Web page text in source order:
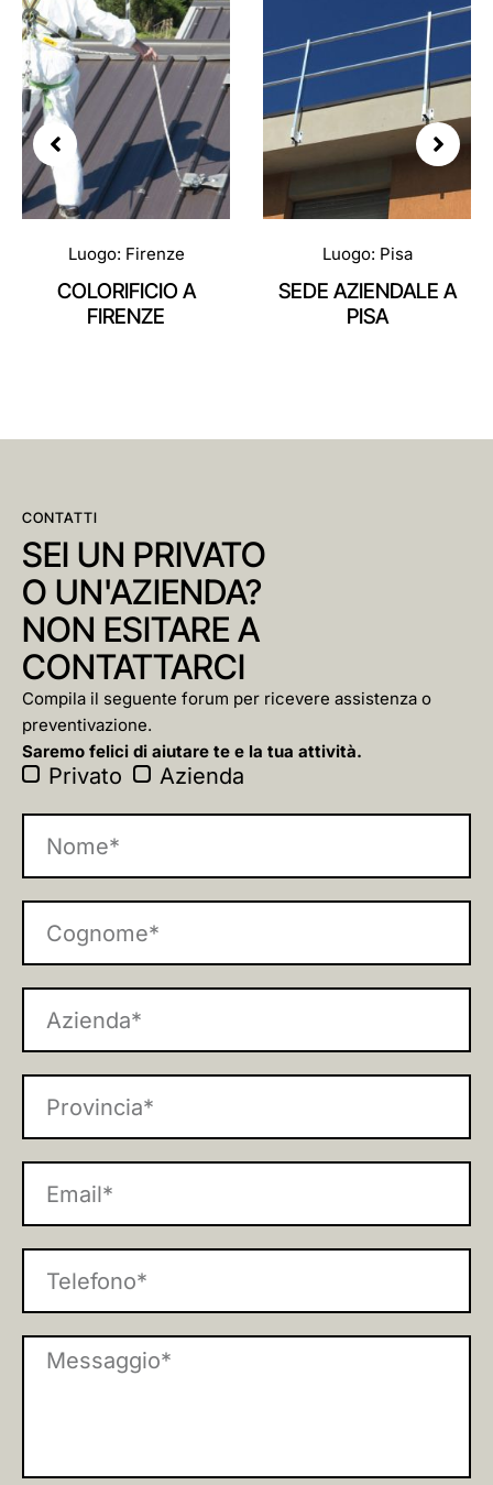
Luogo: Firenze
COLORIFICIO A
FIRENZE
Luogo: Pisa
SEDE AZIENDALE A
PISA
CONTATTI
SEI UN PRIVATO
O UN'AZIENDA?
NON ESITARE A
CONTATTARCI
Compila il seguente forum per ricevere assistenza o
preventivazione.
Saremo felici di aiutare te e la tua attività.
Privato Azienda